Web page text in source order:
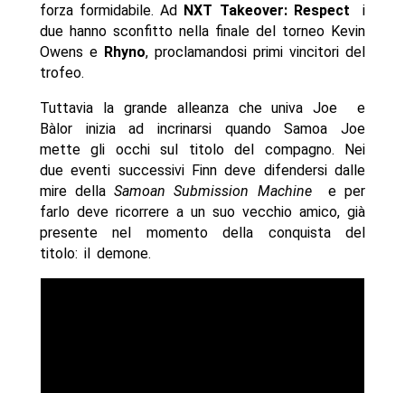
forza formidabile. Ad
NXT Takeover: Respect
i
due hanno sconfitto nella finale del torneo Kevin
Owens e Rhyno, proclamandosi primi vincitori del
trofeo.
Tuttavia la grande alleanza che univa Joe e
Bàlor inizia ad incrinarsi quando Samoa Joe
mette gli occhi sul titolo del compagno. Nei
due eventi successivi Finn deve difendersi dalle
mire dellaSamoan Submission Machine
e per
farlo deve ricorrere a un suo vecchio amico, già
presente nel momento della conquista del
titolo: il demone.